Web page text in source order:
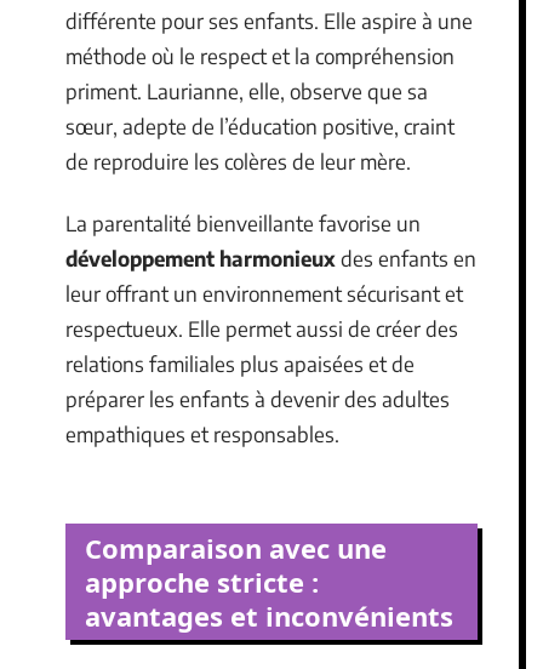
différente pour ses enfants. Elle aspire à une
méthode où le respect et la compréhension
priment. Laurianne, elle, observe que sa
sœur, adepte de l’éducation positive, craint
de reproduire les colères de leur mère.
La parentalité bienveillante favorise un
développement harmonieuxdes enfants en
leur offrant un environnement sécurisant et
respectueux. Elle permet aussi de créer des
relations familiales plus apaisées et de
préparer les enfants à devenir des adultes
empathiques et responsables.
Comparaison avec une
approche stricte :
avantages et inconvénients